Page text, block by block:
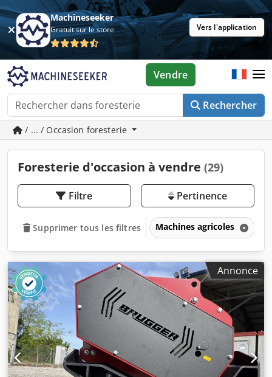
Machineseeker
Gratuit sur le store Vers l'application
Rechercher
Vendre
/ ... / Occasion foresterie
Foresterie d'occasion à vendre (29)
Filtre Pertinence
Supprimer tous les filtres Machines agricoles
Annonce